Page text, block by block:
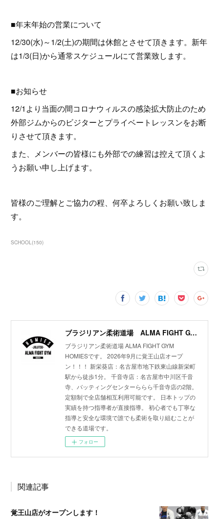
■年末年始の営業について
12/30(水)～1/2(土)の期間は休館とさせて頂きます。新年
は1/3(日)から通常スケジュールにて営業致します。
■お知らせ
12/1より当面の間コロナウィルスの感染拡大防止のため
外部ジムからのビジターとプライベートレッスンをお断
りさせて頂きます。
また、メンバーの皆様にも外部での練習は控えて頂くよ
うお願い申し上げます。
皆様のご理解とご協力の程、何卒よろしくお願い致しま
す。
SCHOOL(150)
ブラジリアン柔術道場 ALMA FIGHT GYM HOMIES(ホーミーズ)
ブラジリアン柔術道場 ALMA FIGHT GYM
HOMIESです。 2026年9月に覚王山店オープ
ン！！！ 新栄葵店：名古屋市地下鉄東山線新栄町
駅から徒歩1分。 千音寺店：名古屋市中川区千音
寺、バッティングセンターららら千音寺店の2階。
定額制で全店舗相互利用可能です。 日本トップの
実績を持つ指導者が直接指導。 初心者でも丁寧な
指導と安全な環境で誰でも柔術を取り組むことが
できる道場です。
フォロー
関連記事
覚王山店がオープンします！